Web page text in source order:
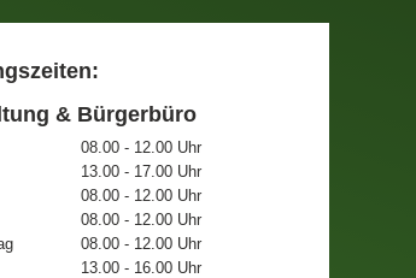
& Bürgerbüro
08.00 - 12.00 Uhr
13.00 - 17.00 Uhr
08.00 - 12.00 Uhr
08.00 - 12.00 Uhr
08.00 - 12.00 Uhr
13.00 - 16.00 Uhr